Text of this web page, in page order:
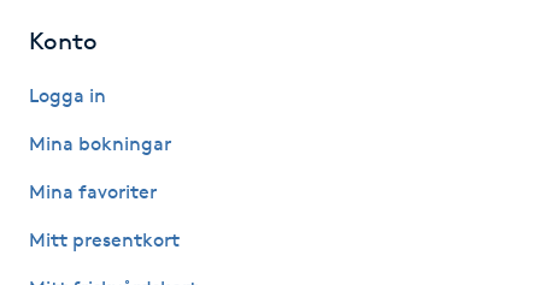
Hårbottenbehandling
Hårvård
Konto
Logga in
Mina bokningar
Mina favoriter
Mitt presentkort